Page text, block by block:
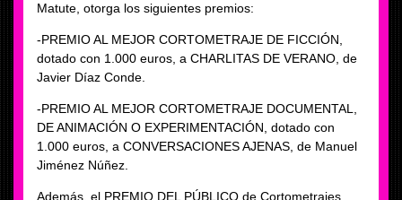
Matute, otorga los siguientes premios:
-PREMIO AL MEJOR CORTOMETRAJE DE FICCIÓN,
dotado con 1.000 euros, a CHARLITAS DE VERANO, de
Javier Díaz Conde.
-PREMIO AL MEJOR CORTOMETRAJE DOCUMENTAL,
DE ANIMACIÓN O EXPERIMENTACIÓN, dotado con
1.000 euros, a CONVERSACIONES AJENAS, de Manuel
Jiménez Núñez.
Además, el PREMIO DEL PÚBLICO de Cortometrajes